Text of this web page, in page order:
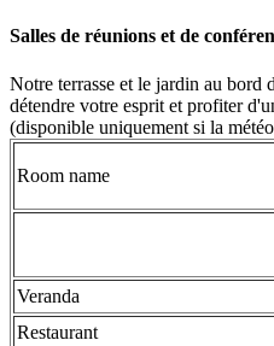
Salles de réunions et de
Notre terrasse et le jardin au bord
détendre votre esprit et profiter
(disponible uniquement si la
Room name
Veranda
Restaurant